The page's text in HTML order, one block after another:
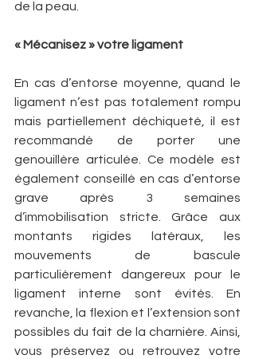
de la peau.
« Mécanisez » votre ligament
En cas d’entorse moyenne, quand le
ligament n’est pas totalement rompu
mais partiellement déchiqueté, il est
recommandé de porter une
genouillère articulée. Ce modèle est
également conseillé en cas d’entorse
grave après 3 semaines
d’immobilisation stricte. Grâce aux
montants rigides latéraux, les
mouvements de bascule
particulièrement dangereux pour le
ligament interne sont évités. En
revanche, la flexion et l’extension sont
possibles du fait de la charnière. Ainsi,
vous préservez ou retrouvez votre